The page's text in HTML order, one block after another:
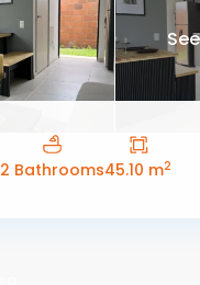
2 Bathrooms45.10 m2